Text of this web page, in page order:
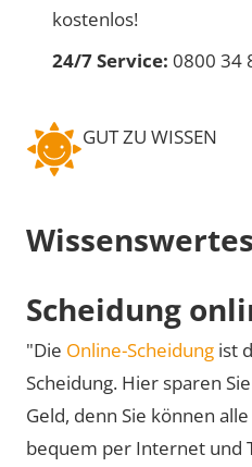
kostenlos!
24/7 Service: 0800 34
GUT ZU WISSEN
Scheidung
"Die Online-Scheidung ist
Scheidung. Hier sparen
Geld, denn Sie können
bequem per Internet und